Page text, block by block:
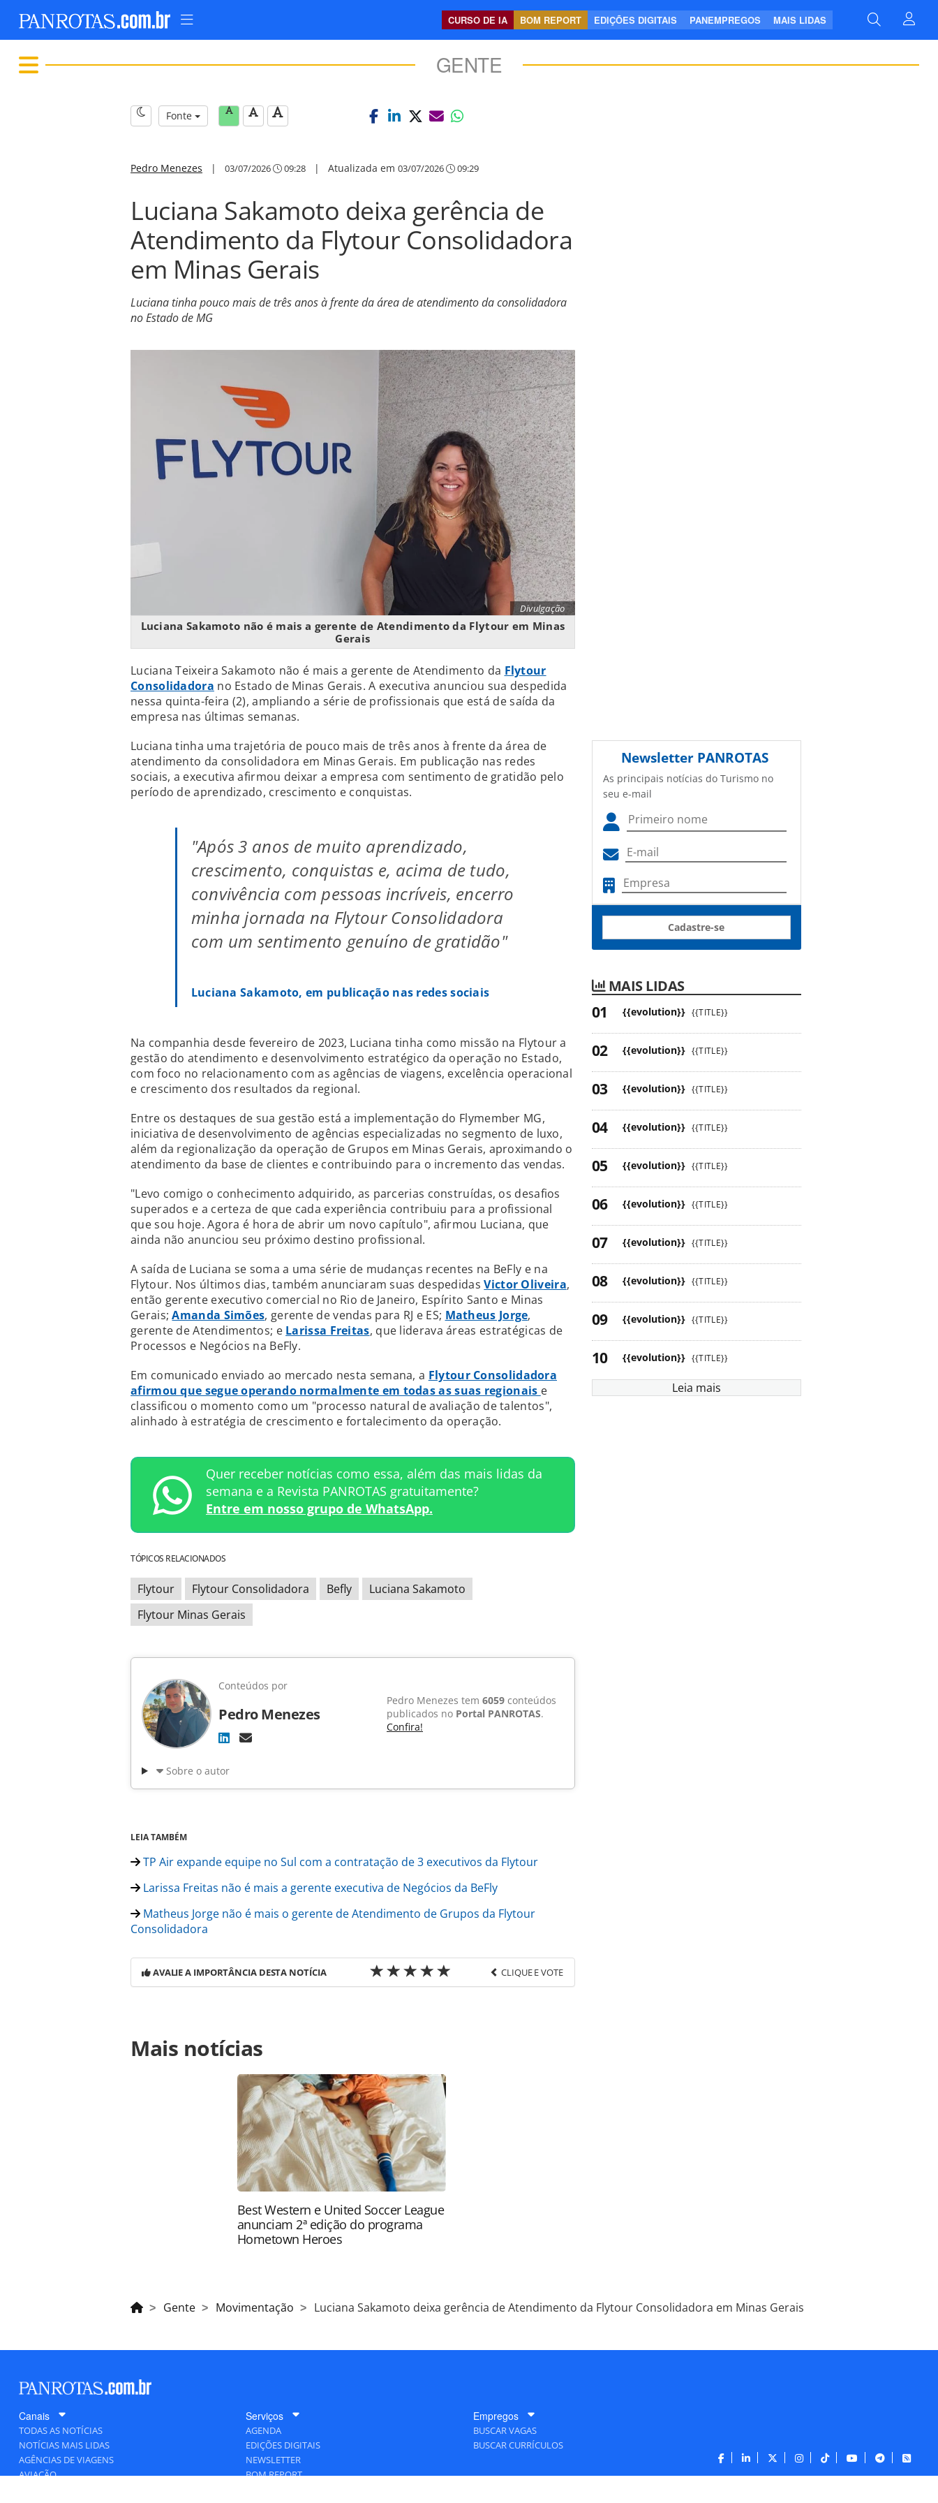
CURSO DE IA BOM REPORT EDIÇÕES DIGITAIS PANEMPREGOS MAIS LIDAS
GENTE
Fonte
Pedro Menezes | 03/07/2026 09:28 | Atualizada em 03/07/2026 09:29
Luciana Sakamoto deixa gerência de
Atendimento da Flytour Consolidadora
em Minas Gerais
Luciana tinha pouco mais de três anos à frente da área de atendimento da consolidadora
no Estado de MG
Divulgação
Luciana Sakamoto não é mais a gerente de Atendimento da Flytour em Minas
Gerais
Luciana Teixeira Sakamoto não é mais a gerente de Atendimento da Flytour
Consolidadora no Estado de Minas Gerais. A executiva anunciou sua despedida
nessa quinta-feira (2), ampliando a série de profissionais que está de saída da
empresa nas últimas semanas.
Luciana tinha uma trajetória de pouco mais de três anos à frente da área de
atendimento da consolidadora em Minas Gerais. Em publicação nas redes
sociais, a executiva afirmou deixar a empresa com sentimento de gratidão pelo
período de aprendizado, crescimento e conquistas.
"Após 3 anos de muito aprendizado,
crescimento, conquistas e, acima de tudo,
convivência com pessoas incríveis, encerro
minha jornada na Flytour Consolidadora
com um sentimento genuíno de gratidão"
Luciana Sakamoto, em publicação nas redes sociais
Na companhia desde fevereiro de 2023, Luciana tinha como missão na Flytour a
gestão do atendimento e desenvolvimento estratégico da operação no Estado,
com foco no relacionamento com as agências de viagens, excelência operacional
e crescimento dos resultados da regional.
Entre os destaques de sua gestão está a implementação do Flymember MG,
iniciativa de desenvolvimento de agências especializadas no segmento de luxo,
além da regionalização da operação de Grupos em Minas Gerais, aproximando o
atendimento da base de clientes e contribuindo para o incremento das vendas.
"Levo comigo o conhecimento adquirido, as parcerias construídas, os desafios
superados e a certeza de que cada experiência contribuiu para a profissional
que sou hoje. Agora é hora de abrir um novo capítulo", afirmou Luciana, que
ainda não anunciou seu próximo destino profissional.
A saída de Luciana se soma a uma série de mudanças recentes na BeFly e na
Flytour. Nos últimos dias, também anunciaram suas despedidasVictor Oliveira,
então gerente executivo comercial no Rio de Janeiro, Espírito Santo e Minas
Gerais;Amanda Simões, gerente de vendas para RJ e ES; Matheus Jorge,
gerente de Atendimentos; e Larissa Freitas, que liderava áreas estratégicas de
Processos e Negócios na BeFly.
Em comunicado enviado ao mercado nesta semana, a Flytour Consolidadora
afirmou que segue operando normalmente em todas as suas regionais e
classificou o momento como um "processo natural de avaliação de talentos",
alinhado à estratégia de crescimento e fortalecimento da operação.
Quer receber notícias como essa, além das mais lidas da
semana e a Revista PANROTAS gratuitamente?
Entre em nosso grupo de WhatsApp.
TÓPICOS RELACIONADOS
Flytour Flytour Consolidadora Befly
Luciana Sakamoto
Flytour Minas Gerais
Conteúdos por
Pedro Menezes
Pedro Menezes tem 6059 conteúdos
publicados no Portal PANROTAS.
Confira!
Sobre o autor
LEIA TAMBÉM
TP Air expande equipe no Sul com a contratação de 3 executivos da Flytour
Larissa Freitas não é mais a gerente executiva de Negócios da BeFly
Matheus Jorge não é mais o gerente de Atendimento de Grupos da Flytour
Consolidadora
AVALIE A IMPORTÂNCIA DESTA NOTÍCIA CLIQUE E VOTE
https://www.panrotas.com.br/gente/movimentacao/2026/07/luciana-sakamoto-deixa-
gerencia-de-atendimento-da-flytour-consolidadora-em-minas-gerais_229980.html ou as
ferramentas oferecidas na página. Todo o conteúdo produzido pela PANROTAS Editora
é protegido pela legislação brasileira sobre direito autoral. Não reproduza o conteúdo
sem autorização da PANROTAS Editora (copyright@panrotas.com.br).
Mais notícias
Best Western e United Soccer League
anunciam 2ª edição do programa
Hometown Heroes
Newsletter PANROTAS
As principais notícias do Turismo no
seu e-mail
Cadastre-se
MAIS LIDAS
{{evolution}} {{TITLE}}
{{evolution}} {{TITLE}}
{{evolution}} {{TITLE}}
{{evolution}} {{TITLE}}
{{evolution}} {{TITLE}}
{{evolution}} {{TITLE}}
{{evolution}} {{TITLE}}
{{evolution}} {{TITLE}}
{{evolution}} {{TITLE}}
{{evolution}} {{TITLE}}
Leia mais
Gente Movimentação Luciana Sakamoto deixa gerência de Atendimento da Flytour Consolidadora em Minas Gerais
Canais
TODAS AS NOTÍCIAS
NOTÍCIAS MAIS LIDAS
AGÊNCIAS DE VIAGENS
AVIAÇÃO
Serviços
AGENDA
EDIÇÕES DIGITAIS
NEWSLETTER
BOM REPORT
Empregos
BUSCAR VAGAS
BUSCAR CURRÍCULOS